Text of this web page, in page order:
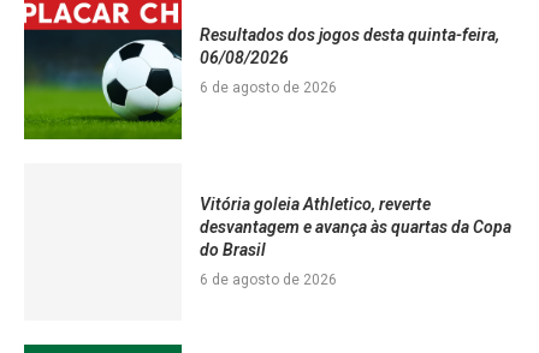
Resultados dos jogos desta quinta-feira,
06/08/2026
6 de agosto de 2026
Vitória goleia Athletico, reverte
desvantagem e avança às quartas da Copa
do Brasil
6 de agosto de 2026